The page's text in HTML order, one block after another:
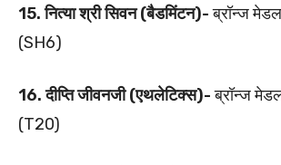
15. नित्या श्री सिवन (बैडमिंटन)-ब्रॉन्ज
(SH6)
16. दीप्ति जीवनजी (एथलेटिक्स)-ब्रॉन्ज
(T20)